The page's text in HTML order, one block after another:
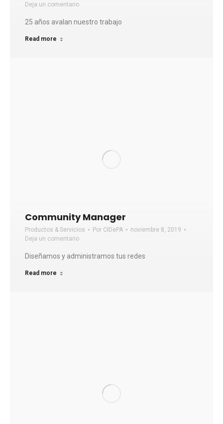
Deja un comentario
25 años avalan nuestro trabajo
Read more
Community Manager
Productos & Servicios Por CIDePA
noviembre 8, 2019
Deja un comentario
Diseñamos y administramos tus redes
Read more